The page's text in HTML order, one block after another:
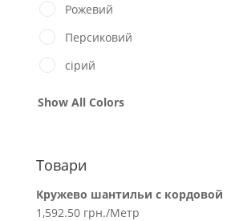
Рожевий
Персиковий
сірий
Show All Colors
Товари
Кружево шантильи с
1,592.50 грн./Метр